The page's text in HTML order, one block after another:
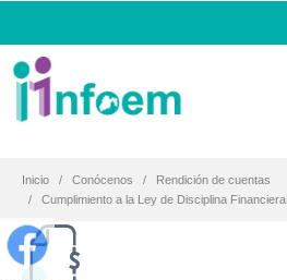
Inicio Conócenos
Rendición de cuentas
Cumplimiento a la Ley de Disciplina Financiera